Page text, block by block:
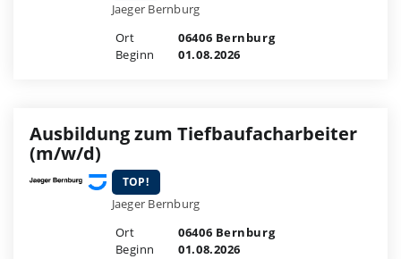
Jaeger Bernburg
Ort
06406 Bernburg
Beginn
01.08.2026
Ausbildung zum Tiefbaufacharbeiter
(m/w/d)
TOP!
Jaeger Bernburg
Ort
06406 Bernburg
Beginn
01.08.2026